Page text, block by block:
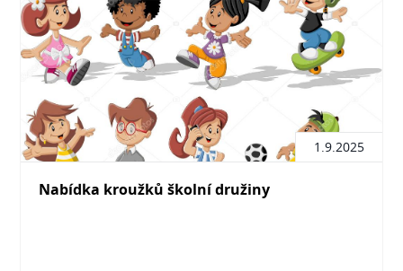
1.9.2025
Nabídka kroužků školní družiny